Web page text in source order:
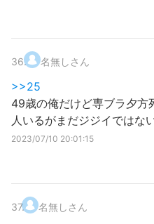
36. 名無しさん
>>25
49歳の俺だけど専ブラ夕方
人いるがまだジジイではな
2023/07/10 20:01:15
37. 名無しさん